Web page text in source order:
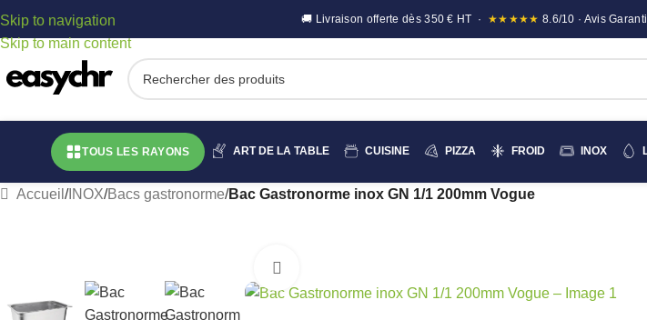
Skip to navigation
Skip to main content
🚚 Livraison offerte dès 350 € HT · ★★★★★ 8.6/10 · Avis
TOUS LES RAYONS ART DE LA TABLE CUISINE PIZZA FROID INOX
Accueil /INOX/Bacs gastronorme/Bac Gastronorme inox GN 1/1 200mm Vogue